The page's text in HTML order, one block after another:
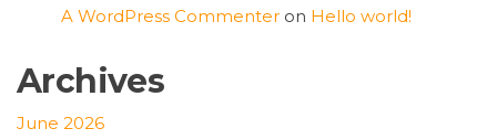
A WordPress Commenter on Hello world!
Archives
June 2026